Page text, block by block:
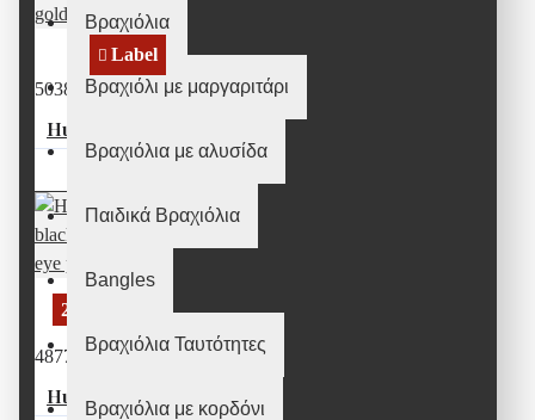
Βραχιόλια
Βραχιόλι με μαργαριτάρι
Βραχιόλια με αλυσίδα
Παιδικά Βραχιόλια
Bangles
Βραχιόλια Ταυτότητες
Βραχιόλια με κορδόνι
Label
50386
270,00€
2-3 Days
48771
Huffy Cycladic black plated 925 eye pendant